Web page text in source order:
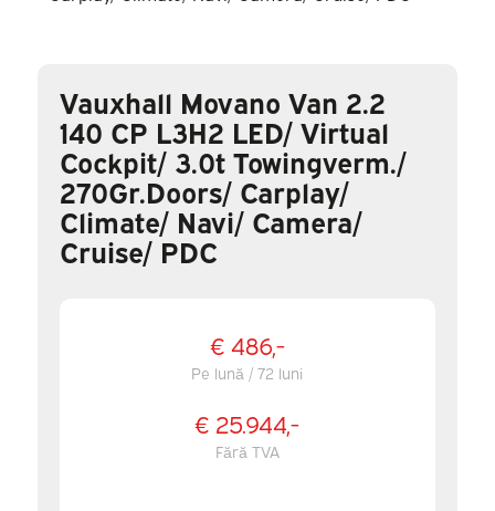
Vauxhall Movano Van 2.2
140 CP L3H2 LED/ Virtual
Cockpit/ 3.0t Towingverm./
270Gr.Doors/ Carplay/
Climate/ Navi/ Camera/
Cruise/ PDC
€ 486,-
Pe lună / 72 luni
€ 25.944,-
Fără TVA